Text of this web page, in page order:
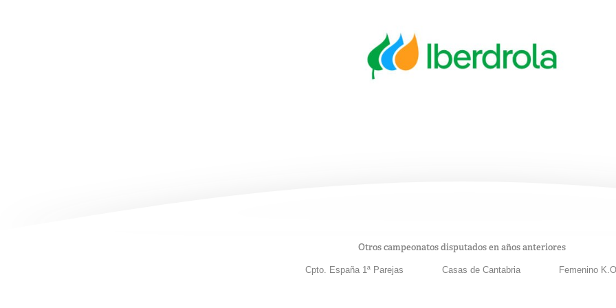
Otros campeonatos disputados en años anteriores
Cpto. España 1ª Parejas Casas de Cantabria Femenino